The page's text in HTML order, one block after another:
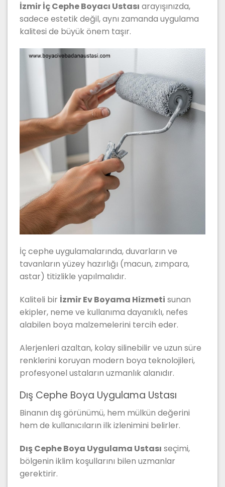
İzmir İç Cephe Boyacı Ustası arayışınızda,
sadece estetik değil, aynı zamanda uygulama
kalitesi de büyük önem taşır.
İç cephe uygulamalarında, duvarların ve
tavanların yüzey hazırlığı (macun, zımpara,
astar) titizlikle yapılmalıdır.
Kaliteli bir İzmir Ev Boyama Hizmeti sunan
ekipler, neme ve kullanıma dayanıklı, nefes
alabilen boya malzemelerini tercih eder.
Alerjenleri azaltan, kolay silinebilir ve uzun süre
renklerini koruyan modern boya teknolojileri,
profesyonel ustaların uzmanlık alanıdır.
Dış Cephe Boya Uygulama Ustası
Binanın dış görünümü, hem mülkün değerini
hem de kullanıcıların ilk izlenimini belirler.
Dış Cephe Boya Uygulama Ustası seçimi,
bölgenin iklim koşullarını bilen uzmanlar
gerektirir.